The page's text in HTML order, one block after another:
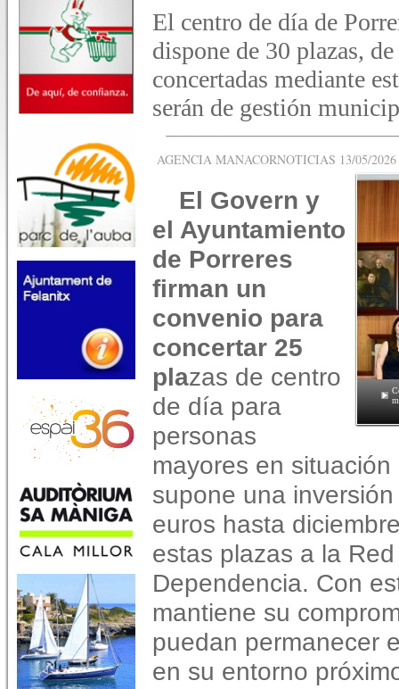
El centro de día de
dispone de 30 plazas,
concertadas mediante
serán de gestión
AGENCIA MANACORNOTICIAS 13/05/
El Govern y
el Ayuntamiento
de Porreres
firman un
convenio para
concertar 25
plazas de centro
de día para
personas
mayores en
supone una
euros hasta
estas plazas a la
Dependencia. Con
mantiene su
puedan permanecer
en su entorno